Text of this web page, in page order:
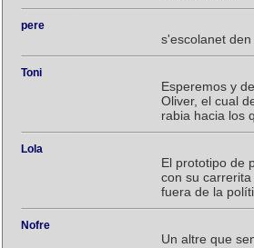
pere
s'escolanet
Toni
Esperemos y
Oliver, el cual
rabia hacia los
Lola
El prototipo de
con su
fuera de la
Nofre
Un altre que